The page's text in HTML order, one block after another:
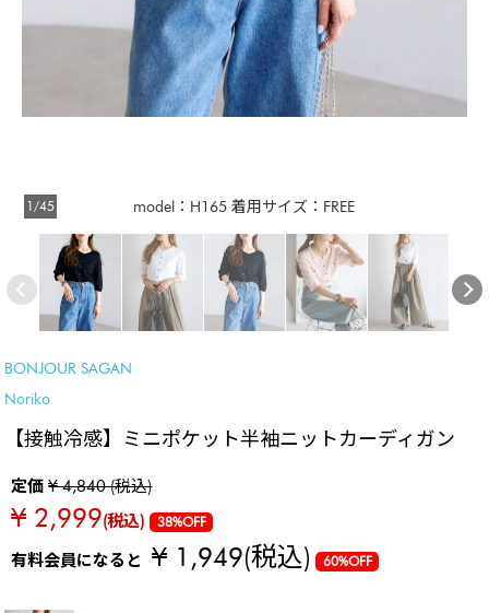
model：H165 着用サイズ：FREE
1/45
BONJOUR SAGAN
Noriko
【接触冷感】ミニポケット半袖ニットカーディガン
定価¥ 4,840 (税込)
¥ 2,999(税込) 38%OFF
有料会員になると¥ 1,949(税込) 60%OFF